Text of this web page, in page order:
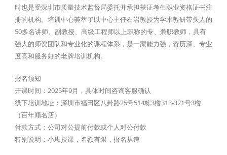
时也是受深圳市质量技术监督局委托并承担获证考生职业资格证书注
册的机构。培训中心荟萃了以中心主任石岩教授为学术教研带头人的
50多名讲师、副教授、高级工程师以上职称的专、兼职教师，具有
强大的师资团队和专业化的课程体系，是一家能力强，资历深、专业
度高和服务好的老牌培训机构。
报名须知
开课时间：2025年9月，具体时间咨询客服确认
线下培训地址：深圳市福田区八卦路25号514栋3楼313-321号3楼
（百年顺名店）
付款方式：公司对公提前付款或个人对公付款
特别说明：小班授课，名额有限，报名从速